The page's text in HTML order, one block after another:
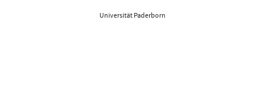
Universität Paderborn